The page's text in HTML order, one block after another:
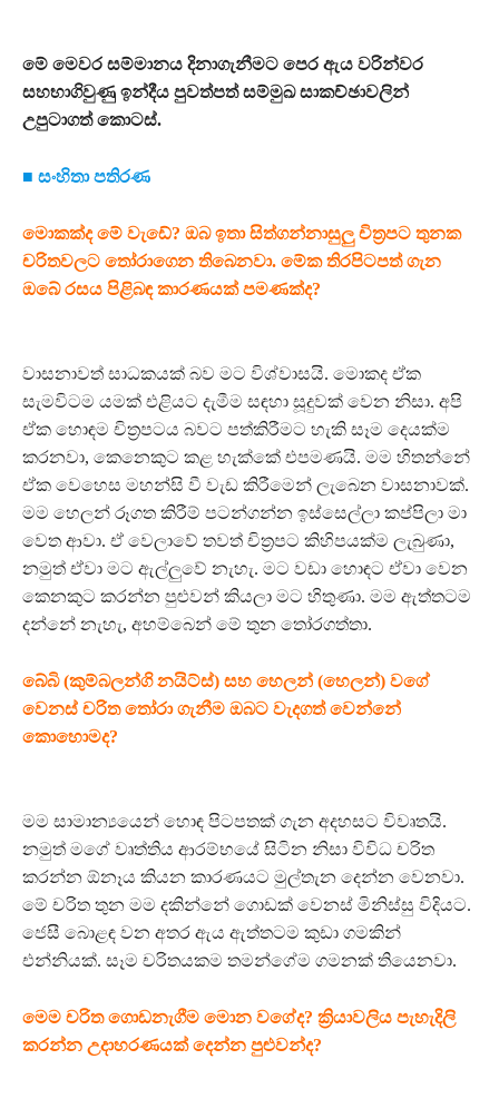
මේ මෙවර සම්මානය දිනාගැනීමට පෙර ඇය වරින්වර
සහභාගිවුණු ඉන්දීය පුවත්පත් සම්මුඛ සාකච්ඡාවලින්
උපුටාගත් කොටස්.
■ සංහිතා පතිරණ
මොකක්ද මේ වැඩේ? ඔබ ඉතා සිත්ගන්නාසුලු චිත්‍රපට තුනක
චරිතවලට තෝරාගෙන තිබෙනවා. මේක තිරපිටපත් ගැන
ඔබේ රසය පිළිබඳ කාරණයක් පමණක්ද?
වාසනාවත් සාධකයක් බව මට විශ්වාසයි. මොකද ඒක
සැමවිටම යමක් එළියට දැමීම සඳහා සූදුවක් වෙන නිසා. අපි
ඒක හොඳම චිත්‍රපටය බවට පත්කිරීමට හැකි සෑම දෙයක්ම
කරනවා, කෙනෙකුට කළ හැක්කේ එපමණයි. මම හිතන්නේ
ඒක වෙහෙස මහන්සි වී වැඩ කිරීමෙන් ලැබෙන වාසනාවක්.
මම හෙලන් රූගත කිරීම් පටන්ගන්න ඉස්සෙල්ලා කප්පිලා මා
වෙත ආවා. ඒ වෙලාවේ තවත් චිත්‍රපට කිහිපයක්ම ලැබුණා,
නමුත් ඒවා මට ඇල්ලුවේ නැහැ. මට වඩා හොඳට ඒවා වෙන
කෙනකුට කරන්න පුළුවන් කියලා මට හිතුණා. මම ඇත්තටම
දන්නේ නැහැ, අහම්බෙන් මේ තුන තෝරගත්තා.
බේබි (කුම්බලන්ගි නයිට්ස්) සහ හෙලන් (හෙලන්) වගේ
වෙනස් චරිත තෝරා ගැනීම ඔබට වැදගත් වෙන්නේ
කොහොමද?
මම සාමාන්‍යයෙන් හොඳ පිටපතක් ගැන අදහසට විවෘතයි.
නමුත් මගේ වෘත්තිය ආරම්භයේ සිටින නිසා විවිධ චරිත
කරන්න ඕනෑය කියන කාරණයට මුල්තැන දෙන්න වෙනවා.
මේ චරිත තුන මම දකින්නේ ගොඩක් වෙනස් මිනිස්සු විදියට.
ජෙසී බොළඳ වන අතර ඇය ඇත්තටම කුඩා ගමකින්
එන්නියක්. සෑම චරිතයකම තමන්ගේම ගමනක් තියෙනවා.
මෙම චරිත ගොඩනැගීම මොන වගේද? ක්‍රියාවලිය පැහැදිලි
කරන්න උදාහරණයක් දෙන්න පුළුවන්ද?